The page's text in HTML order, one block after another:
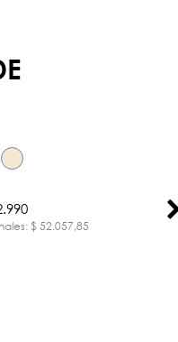
$ 52.057,85